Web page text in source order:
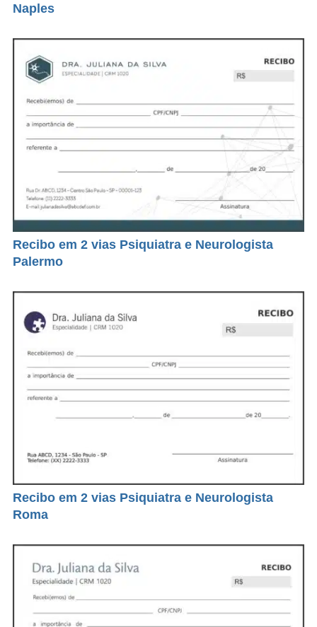
Naples
Recibo em 2 vias Psiquiatra e Neurologista
Palermo
Recibo em 2 vias Psiquiatra e Neurologista
Roma